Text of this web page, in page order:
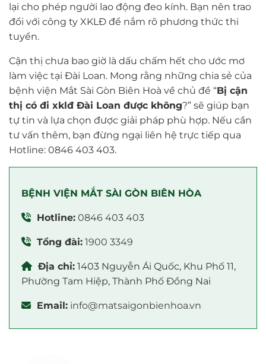
lại cho phép người lao động đeo kính. Bạn nên trao
đổi với công ty XKLĐ để nắm rõ phương thức thi
tuyển.
Cận thị chưa bao giờ là dấu chấm hết cho ước mơ
làm việc tại Đài Loan. Mong rằng những chia sẻ của
bệnh viện Mắt Sài Gòn Biên Hoà về chủ đề “Bị cận
thị có đi xklđ Đài Loan được không?” sẽ giúp bạn
tự tin và lựa chọn được giải pháp phù hợp. Nếu cần
tư vấn thêm, bạn đừng ngại liên hệ trực tiếp qua
Hotline: 0846 403 403.
BỆNH VIỆN MẮT SÀI GÒN BIÊN HÒA
Hotline: 0846 403 403
Tổng đài: 1900 3349
Địa chỉ: 1403 Nguyễn Ái Quốc, Khu Phố 11,
Phường Tam Hiệp, Thành Phố Đồng Nai
Email: info@matsaigonbienhoa.vn